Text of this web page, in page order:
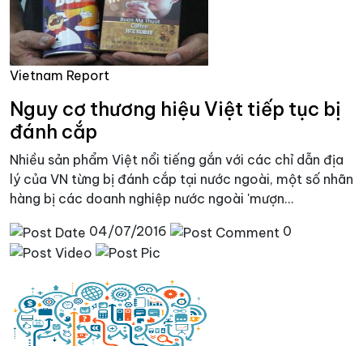
Vietnam Report
Nguy cơ thương hiệu Việt tiếp tục bị
đánh cắp
Nhiều sản phẩm Việt nổi tiếng gắn với các chỉ dẫn địa
lý của VN từng bị đánh cắp tại nước ngoài, một số nhãn
hàng bị các doanh nghiệp nước ngoài 'mượn...
04/07/2016
0